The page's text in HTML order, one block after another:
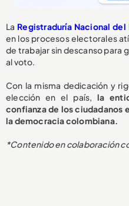
La Registraduría Nacional del
en los procesos electorales
de trabajar sin descanso para
al voto.
Con la misma dedicación y
elección en el país, la
confianza de los ciudadanos
la democracia colombiana.
*Contenido en colaboración